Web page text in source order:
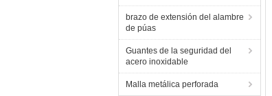
brazo de extensión del alambre
de púas
Guantes de la seguridad del
acero inoxidable
Malla metálica perforada